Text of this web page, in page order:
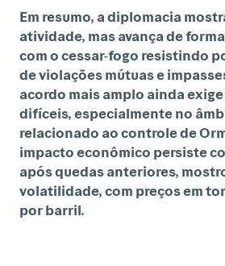
Em resumo, a diplomacia
atividade, mas avança de
com o cessar-fogo resistindo
de violações mútuas e
acordo mais amplo ainda
difíceis, especialmente no
relacionado ao controle de
impacto econômico persiste
após quedas anteriores,
volatilidade, com preços em
por barril.